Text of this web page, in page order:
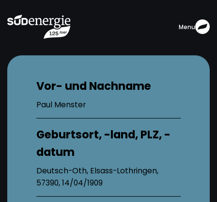
Menu
Vor- und Nachname
Paul Menster
Geburtsort, -land, PLZ, -
datum
Deutsch-Oth, Elsass-Lothringen,
57390, 14/04/1909